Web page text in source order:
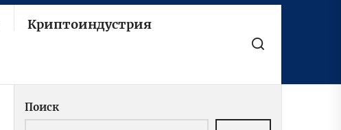
Криптоиндустрия
Поиск